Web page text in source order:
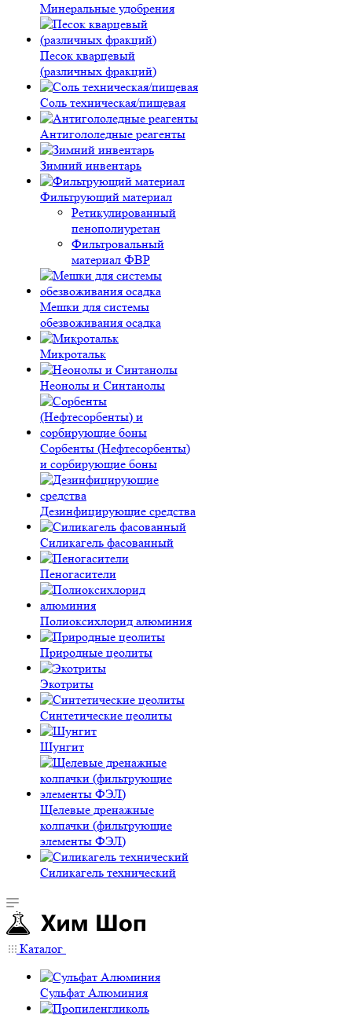
Минеральные удобрения
Песок кварцевый
(различных фракций)
Соль техническая/пищевая
Антигололедные реагенты
Зимний инвентарь
Фильтрующий материал
Ретикулированный
пенополиуретан
Фильтровальный
материал ФВР
Мешки для системы
обезвоживания осадка
Микротальк
Неонолы и Синтанолы
Сорбенты (Нефтесорбенты)
и сорбирующие боны
Дезинфицирующие средства
Силикагель фасованный
Пеногасители
Полиокси­хлорид алюминия
Природные цеолиты
Экотриты
Синтетические цеолиты
Шунгит
Щелевые дренажные
колпачки (фильтрующие
элементы ФЭЛ)
Силикагель технический
Каталог
Сульфат Алюминия